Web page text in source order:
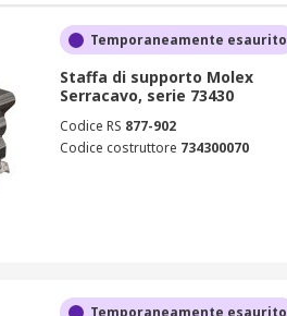
Temporaneamente esaurito
Staffa di supporto Molex
Serracavo, serie 73430
Codice RS 877-902
Codice costruttore 734300070
Temporaneamente esaurito